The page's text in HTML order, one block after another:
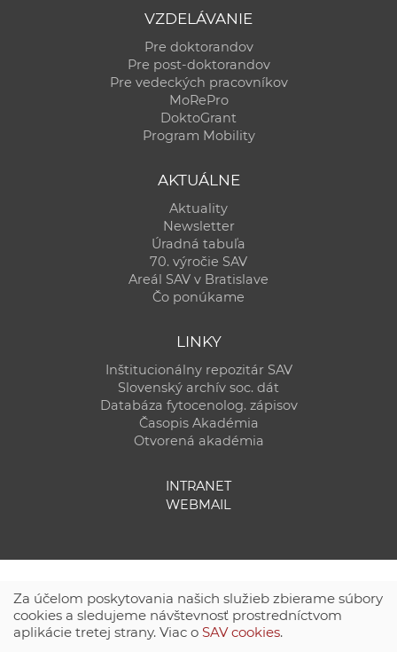
VZDELÁVANIE
Pre doktorandov
Pre post-doktorandov
Pre vedeckých pracovníkov
MoRePro
DoktoGrant
Program Mobility
AKTUÁLNE
Aktuality
Newsletter
Úradná tabuľa
70. výročie SAV
Areál SAV v Bratislave
Čo ponúkame
LINKY
Inštitucionálny repozitár SAV
Slovenský archív soc. dát
Databáza fytocenolog. zápisov
Časopis Akadémia
Otvorená akadémia
INTRANET
WEBMAIL
Za účelom poskytovania našich služieb zbierame súbory
cookies a sledujeme návštevnosť prostredníctvom
aplikácie tretej strany. Viac o SAV cookies.